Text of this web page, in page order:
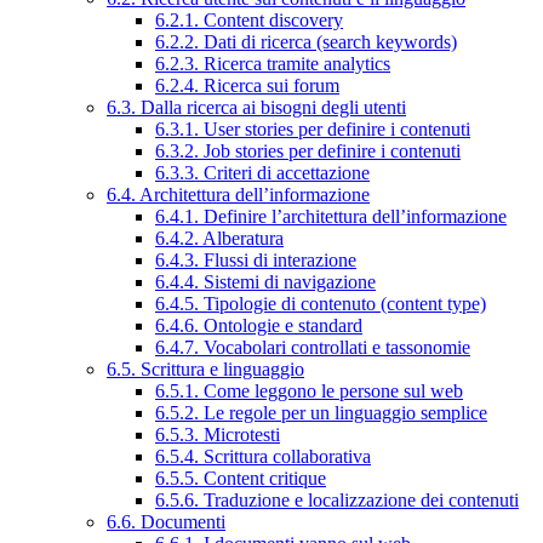
6.2.1. Content discovery
6.2.2. Dati di ricerca (search keywords)
6.2.3. Ricerca tramite analytics
6.2.4. Ricerca sui forum
6.3. Dalla ricerca ai bisogni degli utenti
6.3.1. User stories per definire i contenuti
6.3.2. Job stories per definire i contenuti
6.3.3. Criteri di accettazione
6.4. Architettura dell’informazione
6.4.1. Definire l’architettura dell’informazione
6.4.2. Alberatura
6.4.3. Flussi di interazione
6.4.4. Sistemi di navigazione
6.4.5. Tipologie di contenuto (content type)
6.4.6. Ontologie e standard
6.4.7. Vocabolari controllati e tassonomie
6.5. Scrittura e linguaggio
6.5.1. Come leggono le persone sul web
6.5.2. Le regole per un linguaggio semplice
6.5.3. Microtesti
6.5.4. Scrittura collaborativa
6.5.5. Content critique
6.5.6. Traduzione e localizzazione dei contenuti
6.6. Documenti